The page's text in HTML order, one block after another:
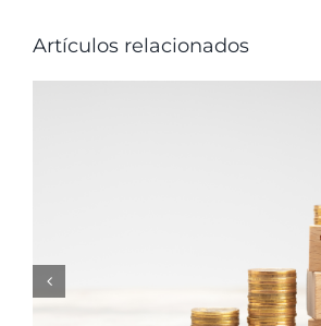
Artículos relacionados